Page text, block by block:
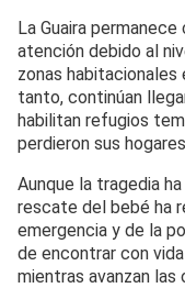
La Guaira
atención debido al
zonas
tanto, continúan
habilitan refugios
perdieron sus
Aunque la tragedia
rescate del bebé ha
emergencia y de la
de encontrar con
mientras avanzan las